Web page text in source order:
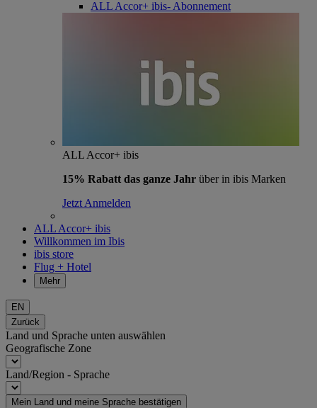
ALL Accor+ ibis- Abonnement
ALL Accor+ ibis
15% Rabatt das ganze Jahr über in ibis Marken
Jetzt Anmelden
ALL Accor+ ibis
Willkommen im Ibis
ibis store
Flug + Hotel
Mehr
EN
Zurück
Land und Sprache unten auswählen
Geografische Zone
Land/Region - Sprache
Mein Land und meine Sprache bestätigen